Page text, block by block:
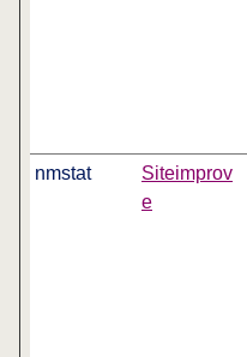
nmstat
Siteimprov
e